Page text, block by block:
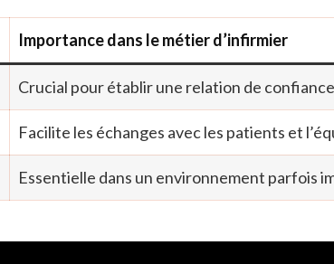
Importance dans le métier d’infirmier
Crucial pour établir une relation de
Facilite les échanges avec les patients et
Essentielle dans un environnement parfois